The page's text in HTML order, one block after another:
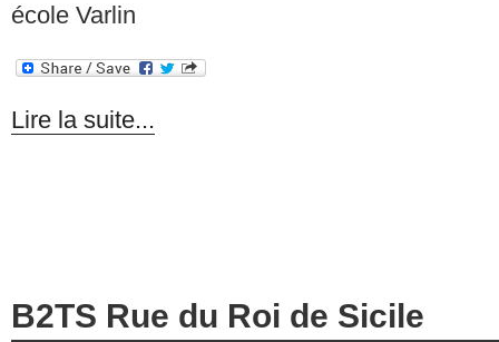
école Varlin
Lire la suite...
B2TS Rue du Roi de Sicile